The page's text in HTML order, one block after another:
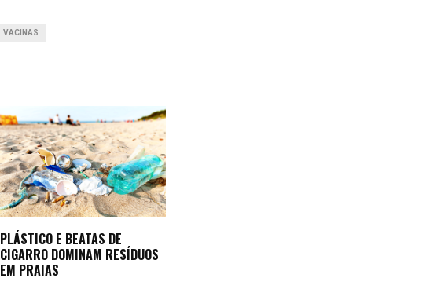
VACINAS
PLÁSTICO E BEATAS DE
CIGARRO DOMINAM RESÍDUOS
EM PRAIAS